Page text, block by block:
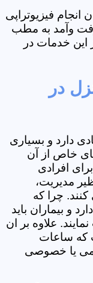
انجام فیزیوتراپی
وآمد به مطب
این خدمات در
در
دارد و بسیاری
های خاص از آن
افرادی
مدیریت،
چرا که
و بیماران باید
علاوه بر ان
که ساعات
یا خصوصی